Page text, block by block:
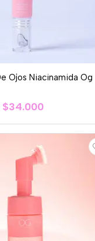
Ojos Niacinamida Og
$34.000